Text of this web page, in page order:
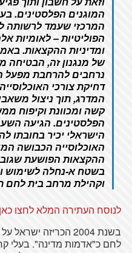
המוגנים הפלסטינים.
המרכזי שעמד לרשותה
הפוליטיות – לאומיות
ומדיניות ההקצאות.
של מנגנון זה, הבטיחה
נרחבים להרחבת מפעל
דחיקת צורכי
המדרג, תוך ניצול
קשה ומכוונת וקיפוח
הפלסטינים. הגיעה
הישראלי יכיר בחובתו
האוכלוסייה הכבושה
ההקצאות הפושעת
בשטח א-נחלה לשימוש
וקהילת מרחב בית לחם
לנוסח העתירה המלא לחצו כאן
לחם כ"אדמות מדינה". בעלי